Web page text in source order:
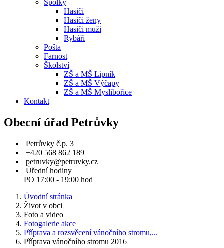
Spolky
Hasiči
Hasiči ženy
Hasiči muži
Rybáři
Pošta
Farnost
Školství
ZŠ a MŠ Lipník
ZŠ a MŠ Výčapy
ZŠ a MŠ Myslibořice
Kontakt
Obecní úřad Petrůvky
Petrůvky č.p. 3
+420 568 862 189
petruvky@petruvky.cz
Úřední hodiny
PO 17:00 - 19:00 hod
Úvodní stránka
Život v obci
Foto a video
Fotogalerie akce
Příprava a rozsvěcení vánočního stromu,...
Příprava vánočního stromu 2016